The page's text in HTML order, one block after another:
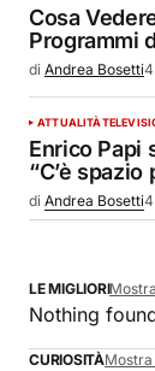
Cosa
Programmi
di Andrea Bosetti
ATTUALITÀ
Enrico Papi
“C’è spazio
di Andrea Bosetti4
LE MIGLIORI
Nothing
CURIOSITÀ